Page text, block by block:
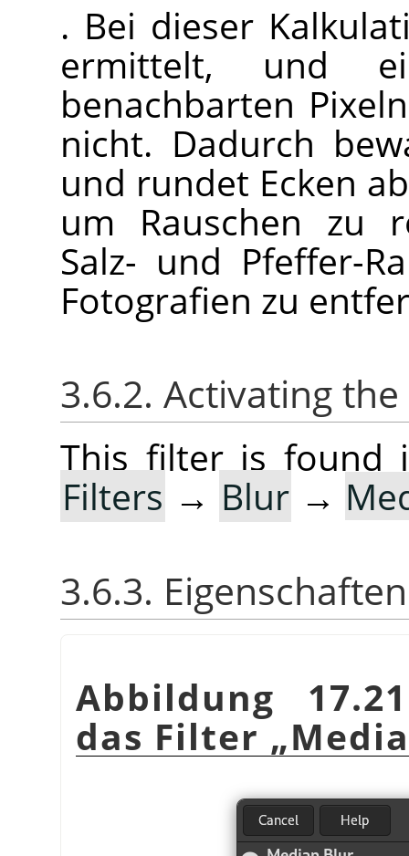
. Bei dieser
ermittelt, und
benachbarten
nicht. Dadurch
und rundet Ecken
um Rauschen zu
Salz- und Pfeffer-
Fotografien zu
3.6.2. Activating
This filter is found
Filters → Blur →
3.6.3. Eigenschaften
Abbildung
das Filter„